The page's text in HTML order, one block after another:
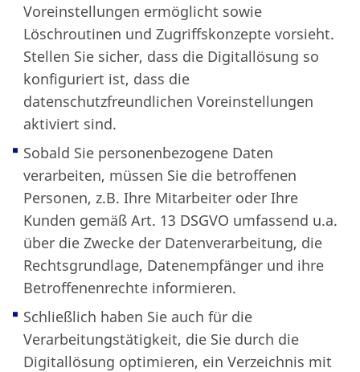
Voreinstellungen ermöglicht sowie
Löschroutinen und Zugriffskonzepte vorsieht.
Stellen Sie sicher, dass die Digitallösung so
konfiguriert ist, dass die
datenschutzfreundlichen Voreinstellungen
aktiviert sind.
Sobald Sie personenbezogene Daten
verarbeiten, müssen Sie die betroffenen
Personen, z.B. Ihre Mitarbeiter oder Ihre
Kunden gemäß Art. 13 DSGVO umfassend u.a.
über die Zwecke der Datenverarbeitung, die
Rechtsgrundlage, Datenempfänger und ihre
Betroffenenrechte informieren.
Schließlich haben Sie auch für die
Verarbeitungstätigkeit, die Sie durch die
Digitallösung optimieren, ein Verzeichnis mit